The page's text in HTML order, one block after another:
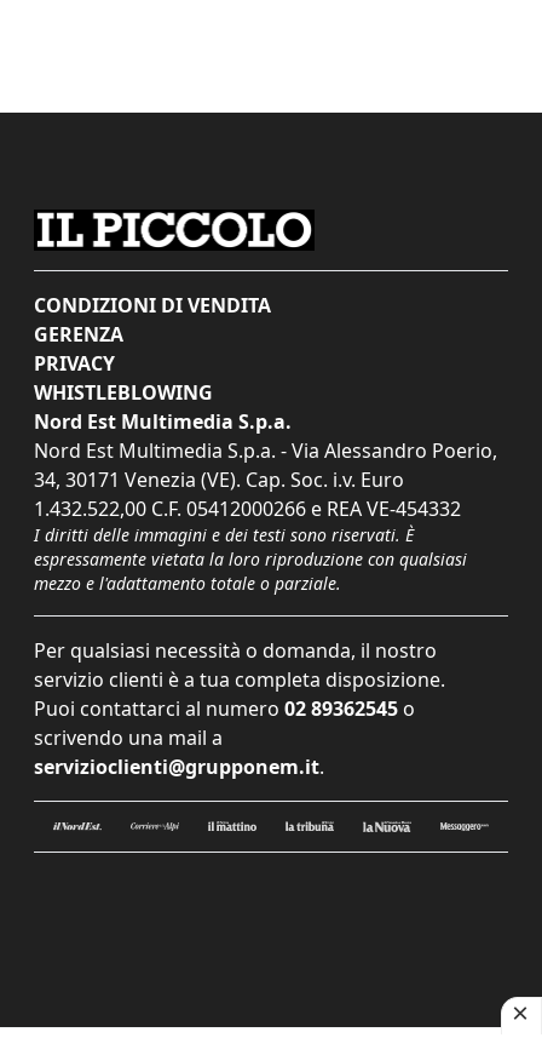
CONDIZIONI DI VENDITA
GERENZA
PRIVACY
WHISTLEBLOWING
Nord Est Multimedia S.p.a.
Nord Est Multimedia S.p.a. - Via Alessandro Poerio,
34, 30171 Venezia (VE). Cap. Soc. i.v. Euro
1.432.522,00 C.F. 05412000266 e REA VE-454332
I diritti delle immagini e dei testi sono riservati. È
espressamente vietata la loro riproduzione con qualsiasi
mezzo e l'adattamento totale o parziale.
Per qualsiasi necessità o domanda, il nostro
servizio clienti è a tua completa disposizione.
Puoi contattarci al numero 02 89362545 o
scrivendo una mail a
servizioclienti@grupponem.it.